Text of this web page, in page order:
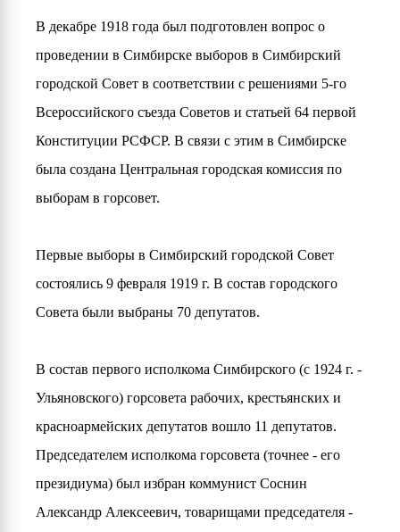
В декабре 1918 года был подготовлен вопрос о
проведении в Симбирске выборов в Симбирский
городской Совет в соответствии с решениями 5-го
Всероссийского съезда Советов и статьей 64 первой
Конституции РСФСР. В связи с этим в Симбирске
была создана Центральная городская комиссия по
выборам в горсовет.
Первые выборы в Симбирский городской Совет
состоялись 9 февраля 1919 г. В состав городского
Совета были выбраны 70 депутатов.
В состав первого исполкома Симбирского (с 1924 г. -
Ульяновского) горсовета рабочих, крестьянских и
красноармейских депутатов вошло 11 депутатов.
Председателем исполкома горсовета (точнее - его
президиума) был избран коммунист Соснин
Александр Алексеевич, товарищами председателя -